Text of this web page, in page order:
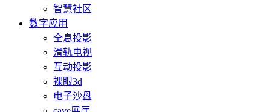
智慧社区
数字应用
全息投影
滑轨电视
互动投影
裸眼3d
电子沙盘